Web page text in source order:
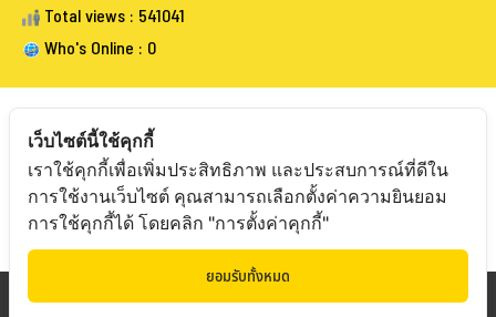
Total views : 541041
Who's Online : 0
FOLLOW BANGKOKAUCTIONEERS
Copyright © 2019 Bangkokauctioneers | Credits
เว็บไซต์นี้ใช้คุกกี้
เราใช้คุกกี้เพื่อเพิ่มประสิทธิภาพ และประสบการณ์ที่ดีใน
การใช้งานเว็บไซต์ คุณสามารถเลือกตั้งค่าความยินยอม
การใช้คุกกี้ได้ โดยคลิก "การตั้งค่าคุกกี้"
ยอมรับทั้งหมด